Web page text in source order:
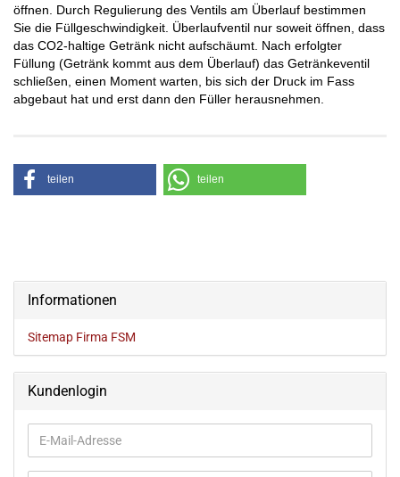
öffnen. Durch Regulierung des Ventils am Überlauf bestimmen
Sie die Füllgeschwindigkeit. Überlaufventil nur soweit öffnen, dass
das CO2-haltige Getränk nicht aufschäumt. Nach erfolgter
Füllung (Getränk kommt aus dem Überlauf) das Getränkeventil
schließen, einen Moment warten, bis sich der Druck im Fass
abgebaut hat und erst dann den Füller herausnehmen.
teilen teilen
Informationen
Sitemap Firma FSM
Kundenlogin